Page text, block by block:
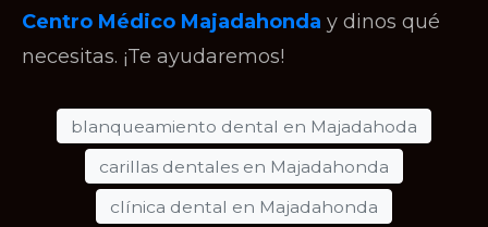
Centro Médico Majadahonda y dinos qué
necesitas. ¡Te ayudaremos!
blanqueamiento dental en Majadahoda
carillas dentales en Majadahonda
clínica dental en Majadahonda